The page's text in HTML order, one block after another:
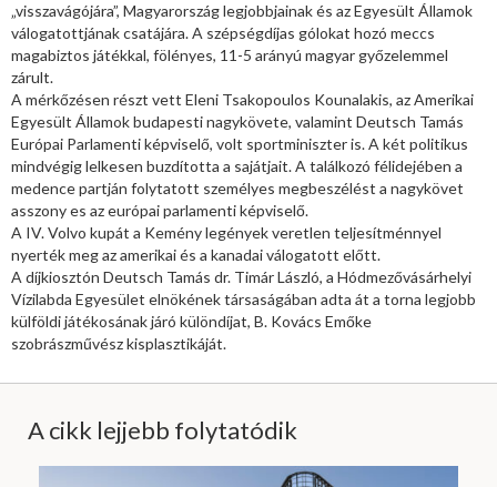
„visszavágójára”, Magyarország legjobbjainak és az Egyesült Államok
válogatottjának csatájára. A szépségdíjas gólokat hozó meccs
magabiztos játékkal, fölényes, 11-5 arányú magyar győzelemmel
zárult.
A mérkőzésen részt vett Eleni Tsakopoulos Kounalakis, az Amerikai
Egyesült Államok budapesti nagykövete, valamint Deutsch Tamás
Európai Parlamenti képviselő, volt sportminiszter is. A két politikus
mindvégig lelkesen buzdította a sajátjait. A találkozó félidejében a
medence partján folytatott személyes megbeszélést a nagykövet
asszony es az európai parlamenti képviselő.
A IV. Volvo kupát a Kemény legények veretlen teljesítménnyel
nyerték meg az amerikai és a kanadai válogatott előtt.
A díjkiosztón Deutsch Tamás dr. Timár László, a Hódmezővásárhelyi
Vízilabda Egyesület elnökének társaságában adta át a torna legjobb
külföldi játékosának járó különdíjat, B. Kovács Emőke
szobrászművész kisplasztikáját.
A cikk lejjebb folytatódik